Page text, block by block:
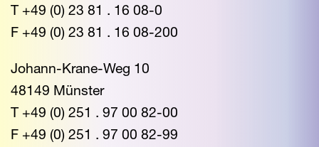
T +49 (0) 23 81 . 16 08-0
F +49 (0) 23 81 . 16 08-200
Johann-Krane-Weg 10
48149 Münster
T +49 (0) 251 . 97 00 82-00
F +49 (0) 251 . 97 00 82-99